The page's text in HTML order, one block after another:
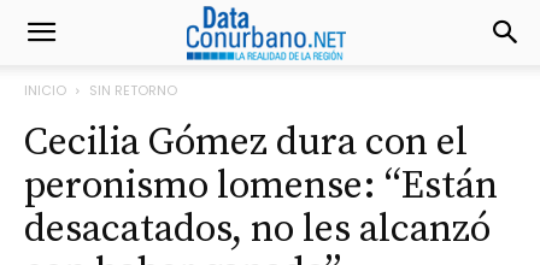
INICIO SIN RETORNO
Cecilia Gómez dura con el
peronismo lomense: “Están
desacatados, no les alcanzó